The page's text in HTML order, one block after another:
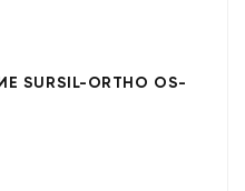
ORTHO OS-